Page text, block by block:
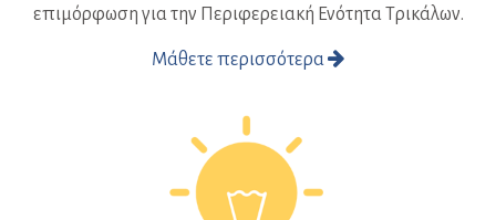
επιμόρφωση για την Περιφερειακή Ενότητα Τρικάλων.
Μάθετε περισσότερα